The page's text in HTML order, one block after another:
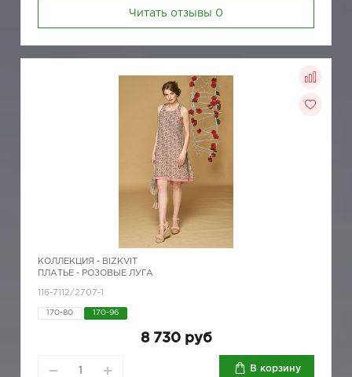
Читать отзывы 0
КОЛЛЕКЦИЯ - BIZKVIT
ПЛАТЬЕ - РОЗОВЫЕ ЛУГА
116-7112/2707-1
170-80 170-96
8 730 руб
В корзину